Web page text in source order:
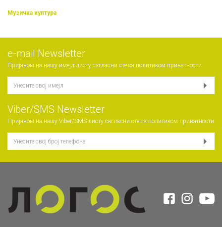
Музичка култура
е-mail Newsletter
Пријавом на нашу имејл листу сагласни сте са политиком приватности
Viber/SMS Newsletter
Пријавом на нашу Viber/SMS листу сагласни сте са политиком приватности